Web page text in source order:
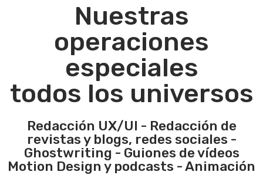
Nuestras
operaciones
especiales
todos los universos
Redacción UX/UI - Redacción de
revistas y blogs, redes sociales -
Ghostwriting - Guiones de vídeos
Motion Design y podcasts - Animación